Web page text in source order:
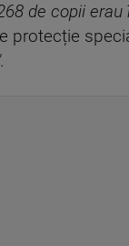
de copii
protecție